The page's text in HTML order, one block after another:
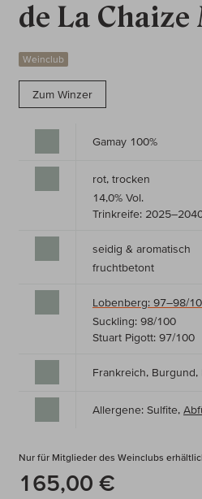
de La
Weinclub
Zum Winzer
Gamay 100%
rot, trocken
14,0% Vol.
Trinkreife:
seidig & aromatisch
fruchtbetont
Lobenberg: 97–98/
Suckling: 98/100
Stuart Pigott: 97/100
Frankreich, Burgund,
Allergene: Sulfite,
Nur für Mitglieder des Weinclubs
165,00 €